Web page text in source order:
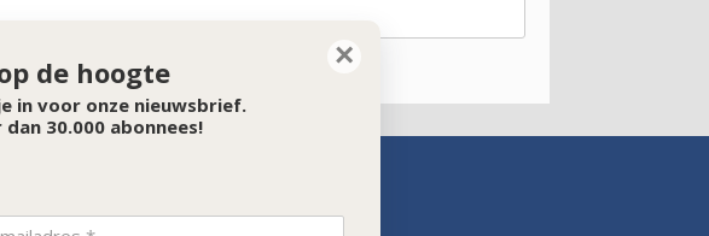
×
de hoogte
in voor onze nieuwsbrief.
dan 30.000 abonnees!